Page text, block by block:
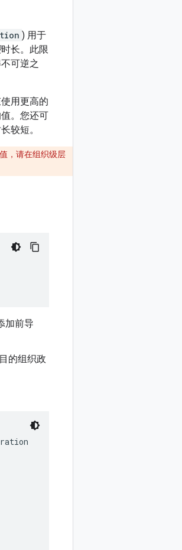
) 用于
时长。此限
可逆之
用更高的
。您还可
较短。
，请在组织级层
加前导
的组织政